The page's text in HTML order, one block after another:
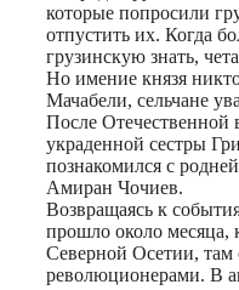
которые попросили
отпустить их. Когда
грузинскую знать,
Но имение князя
Мачабели, сельчане
После Отечественной
украденной сестры
познакомился с
Амиран Чочиев.
Возвращаясь к
прошло около месяца,
Северной Осетии, там
революционерами. В